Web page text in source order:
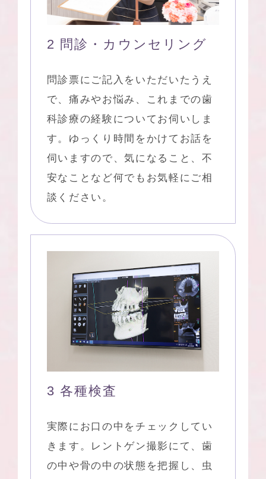
2 問診・カウンセリング
問診票にご記入をいただいたうえ
で、痛みやお悩み、これまでの歯
科診療の経験についてお伺いしま
す。ゆっくり時間をかけてお話を
伺いますので、気になること、不
安なことなど何でもお気軽にご相
談ください。
3 各種検査
実際にお口の中をチェックしてい
きます。レントゲン撮影にて、歯
の中や骨の中の状態を把握し、虫